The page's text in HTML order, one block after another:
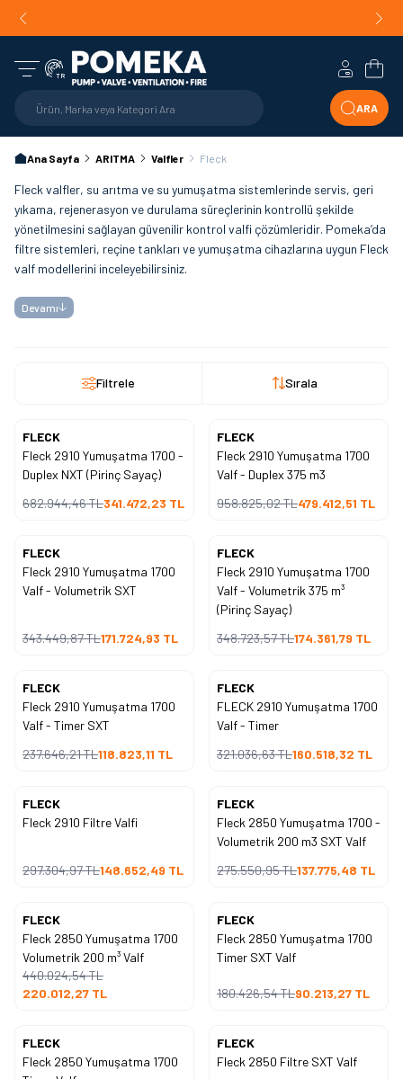
TR
ARA
Hesabım
Ana Sayfa ARITMA Valfler Fleck
Fleck valfler, su arıtma ve su yumuşatma sistemlerinde servis, geri
yıkama, rejenerasyon ve durulama süreçlerinin kontrollü şekilde
yönetilmesini sağlayan güvenilir kontrol valfi çözümleridir. Pomeka’da
filtre sistemleri, reçine tankları ve yumuşatma cihazlarına uygun Fleck
valf modellerini inceleyebilirsiniz.
Devamı
Filtrele Sırala
Yeni
% 50
FLECK
Fleck 2910 Yumuşatma 1700 -
Duplex NXT (Pirinç Sayaç)
682.944,46TL341.472,23 TL
Yeni
% 50
FLECK
Fleck 2910 Yumuşatma 1700
Valf - Duplex 375 m3
958.825,02TL479.412,51 TL
Yeni
% 50
FLECK
Fleck 2910 Yumuşatma 1700
Valf - Volumetrik SXT
343.449,87TL171.724,93 TL
Yeni
% 50
FLECK
Fleck 2910 Yumuşatma 1700
Valf - Volumetrik 375 m³
(Pirinç Sayaç)
348.723,57TL174.361,79 TL
Yeni
% 50
FLECK
Fleck 2910 Yumuşatma 1700
Valf - Timer SXT
237.646,21TL118.823,11 TL
Yeni
% 50
FLECK
FLECK 2910 Yumuşatma 1700
Valf - Timer
321.036,63TL160.518,32 TL
Yeni
% 50
FLECK
Fleck 2910 Filtre Valfi
297.304,97TL148.652,49 TL
Yeni
% 50
FLECK
Fleck 2850 Yumuşatma 1700 -
Volumetrik 200 m3 SXT Valf
275.550,95TL137.775,48 TL
Yeni
% 50
FLECK
Fleck 2850 Yumuşatma 1700
Volumetrik 200 m³ Valf
440.024,54TL
220.012,27 TL
Yeni
% 50
FLECK
Fleck 2850 Yumuşatma 1700
Timer SXT Valf
180.426,54TL90.213,27 TL
Yeni
% 50
FLECK
Fleck 2850 Yumuşatma 1700
Yeni
% 50
FLECK
Fleck 2850 Filtre SXT Valf